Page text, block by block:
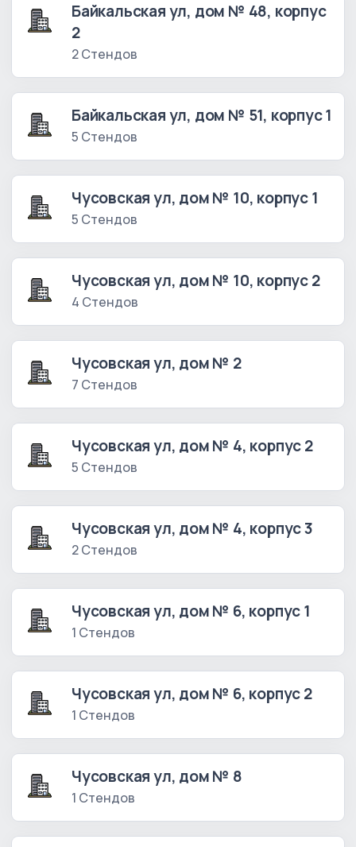
Байкальская ул, дом № 48, корпус
2
2 Стендов
Байкальская ул, дом № 51, корпус 1
5 Стендов
Чусовская ул, дом № 10, корпус 1
5 Стендов
Чусовская ул, дом № 10, корпус 2
4 Стендов
Чусовская ул, дом № 2
7 Стендов
Чусовская ул, дом № 4, корпус 2
5 Стендов
Чусовская ул, дом № 4, корпус 3
2 Стендов
Чусовская ул, дом № 6, корпус 1
1 Стендов
Чусовская ул, дом № 6, корпус 2
1 Стендов
Чусовская ул, дом № 8
1 Стендов